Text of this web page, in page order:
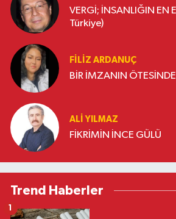
VERGİ; İNSANLIĞIN EN ESKİ SORUNU (son /
Türkiye)
FILIZ ARDANUÇ
BİR İMZANIN ÖTESİNDE
ALI YILMAZ
FİKRİMİN İNCE GÜLÜ
Trend Haberler
1